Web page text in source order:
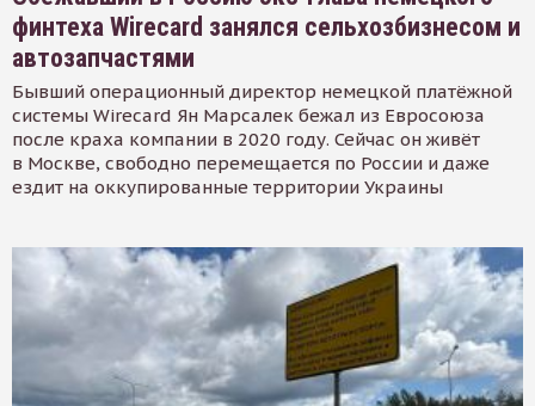
финтеха Wirecard занялся сельхозбизнесом и
автозапчастями
Бывший операционный директор немецкой платёжной
системы Wirecard Ян Марсалек бежал из Евросоюза
после краха компании в 2020 году. Сейчас он живёт
в Москве, свободно перемещается по России и даже
ездит на оккупированные территории Украины